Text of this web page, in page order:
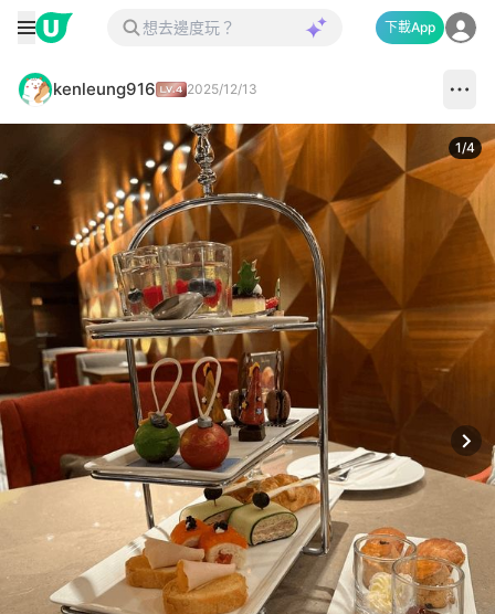
下載App
kenleung916 2025/12/13
1/4